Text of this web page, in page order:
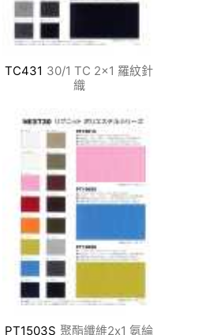
TC431 30/1 TC 2×1 羅紋針
織
PT1503S 聚酯纖維2x1 氨綸